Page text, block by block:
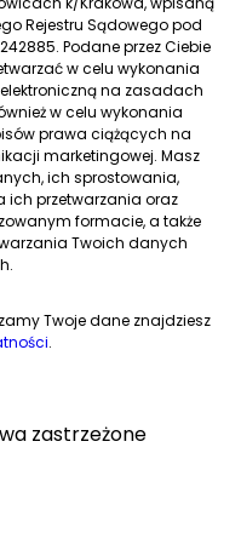
Rejestru Sądowego pod
Podane przez Ciebie
w celu wykonania
na zasadach
w celu wykonania
prawa ciążących na
marketingowej. Masz
ich sprostowania,
ich przetwarzania oraz
formacie, a także
Twoich danych
Twoje dane znajdziesz
.
zastrzeżone